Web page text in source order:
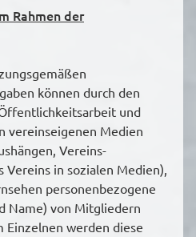
Rahmen der
können durch den
und
vereinseigenen Medien
Vereins-
in sozialen Medien),
personenbezogene
Name) von Mitgliedern
werden diese